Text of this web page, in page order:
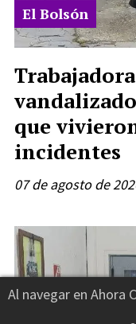
que
incidentes
El Bolsón
07 de agosto de
Al navegar en Ahora